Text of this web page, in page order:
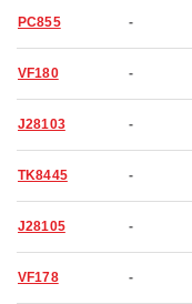
PC855 -
VF180 -
J28103 -
TK8445 -
J28105 -
VF178 -